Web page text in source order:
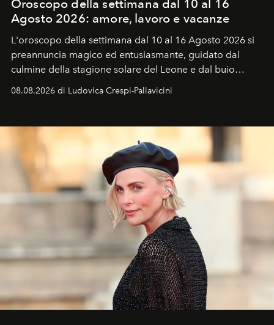
Oroscopo della settimana dal 10 al 16
Agosto 2026: amore, lavoro e vacanze
L'oroscopo della settimana dal 10 al 16 Agosto 2026 si
preannuncia magico ed entusiasmante, guidato dal
culmine della stagione solare del Leone e dal buio
favorevole della Luna nuova in Leone del 12 agosto,
ideale per la notte delle Perseidi.
08.08.2026 di Ludovica Crespi-Pallavicini